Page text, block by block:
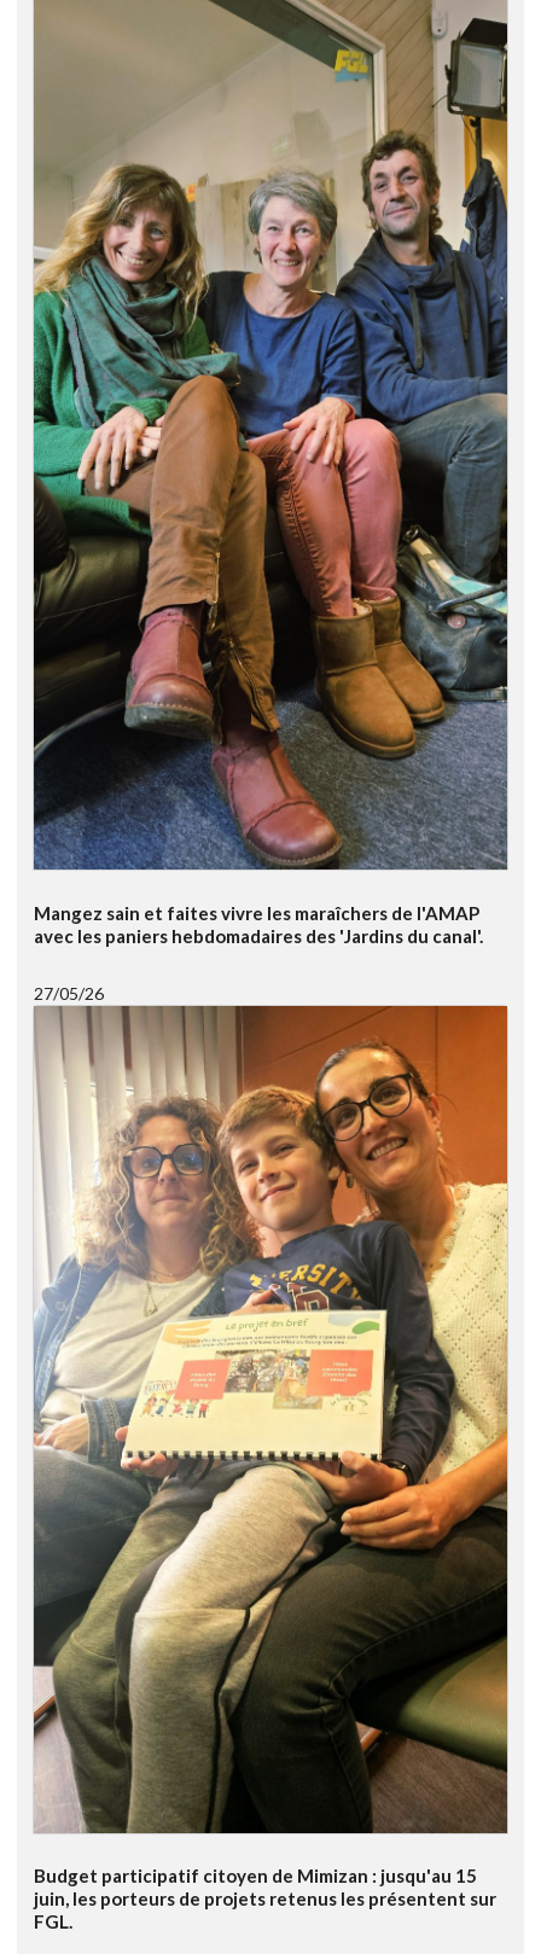
Mangez sain et faites vivre les maraîchers de l'AMAP
avec les paniers hebdomadaires des 'Jardins du canal'.
27/05/26
Budget participatif citoyen de Mimizan : jusqu'au 15
juin, les porteurs de projets retenus les présentent sur
FGL.